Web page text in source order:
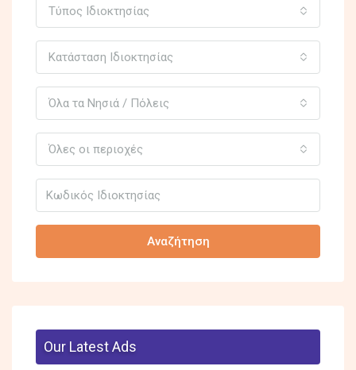
Τύπος Ιδιοκτησίας
Κατάσταση Ιδιοκτησίας
Όλα τα Νησιά / Πόλεις
Όλες οι περιοχές
Αναζήτηση
Our Latest Ads